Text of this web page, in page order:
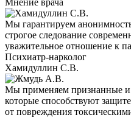
Мнение врача
Мы гарантируем
строгое следование
уважительное отношение к
Психиатр-нарколог
Хамидуллин С.В.
Мы применяем признанные
которые способствуют
от повреждения